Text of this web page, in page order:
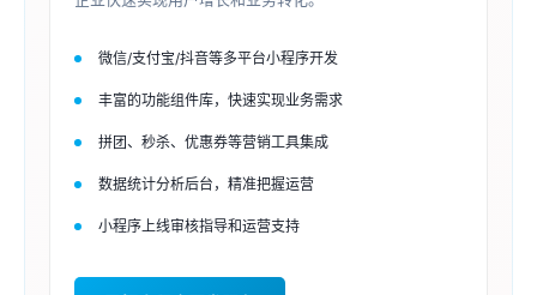
微信/支付宝/抖音等多平台小程序开发
丰富的功能组件库，快速实现业务需求
拼团、秒杀、优惠券等营销工具集成
数据统计分析后台，精准把握运营
小程序上线审核指导和运营支持